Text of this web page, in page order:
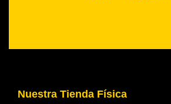
Nuestra Tienda Física